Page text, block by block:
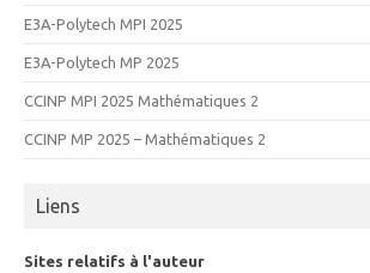
E3A-Polytech MPI 2025
E3A-Polytech MP 2025
CCINP MPI 2025 Mathématiques 2
CCINP MP 2025 – Mathématiques 2
Liens
Sites relatifs à l'auteur